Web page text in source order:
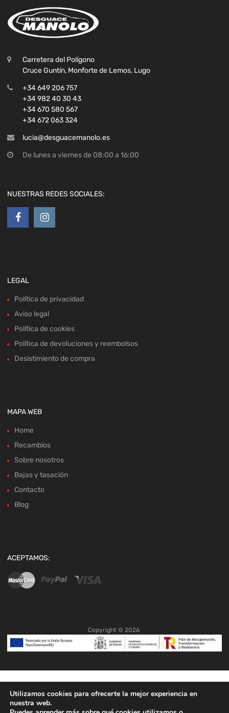
Carretera del Polígono
Cruce Guntín, Monforte de Lemos, Lugo
+34 649 206 757
+34 982 40 30 43
+34 670 580 567
+34 672 063 324
lucia@desguacemanolo.es
De lunes a viernes de 08:00 a 16:00
NUESTRAS REDES SOCIALES:
LEGAL
Política de privacidad
Aviso legal
Política de cookies
Política de devoluciones y reembolsos
Desistimiento de compra
MAPA WEB
Home
Recambios
Sobre nosotros
Bajas y tasación
Contacto
Blog
ACEPTAMOS:
Copyright © 2026
Utilizamos cookies para ofrecerte la mejor experiencia en
nuestra web.